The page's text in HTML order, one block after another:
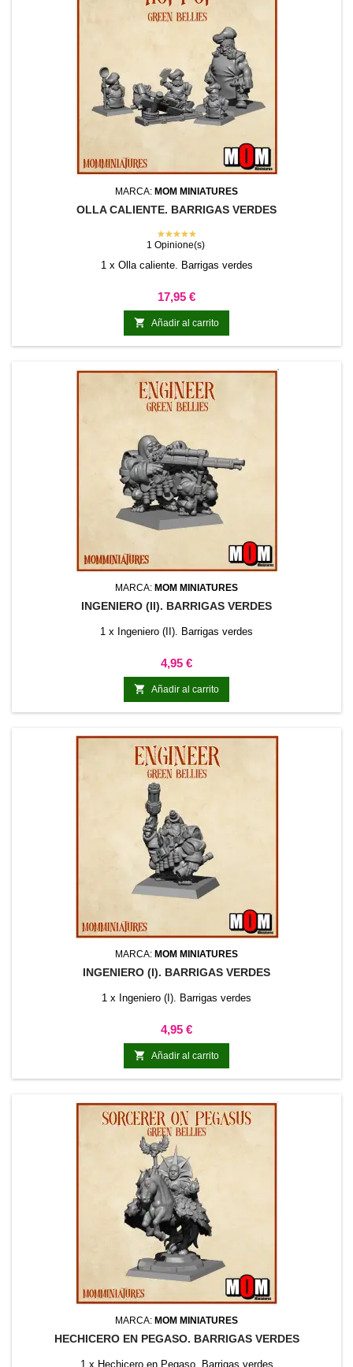
MARCA: MOM MINIATURES
OLLA CALIENTE. BARRIGAS VERDES
★★★★★
1 Opinione(s)
1 x Olla caliente. Barrigas verdes
Precio
17,95 €
 Añadir al carrito
MARCA: MOM MINIATURES
INGENIERO (II). BARRIGAS VERDES
1 x Ingeniero (II). Barrigas verdes
Precio
4,95 €
 Añadir al carrito
MARCA: MOM MINIATURES
INGENIERO (I). BARRIGAS VERDES
1 x Ingeniero (I). Barrigas verdes
Precio
4,95 €
 Añadir al carrito
MARCA: MOM MINIATURES
HECHICERO EN PEGASO. BARRIGAS VERDES
1 x Hechicero en Pegaso. Barrigas verdes